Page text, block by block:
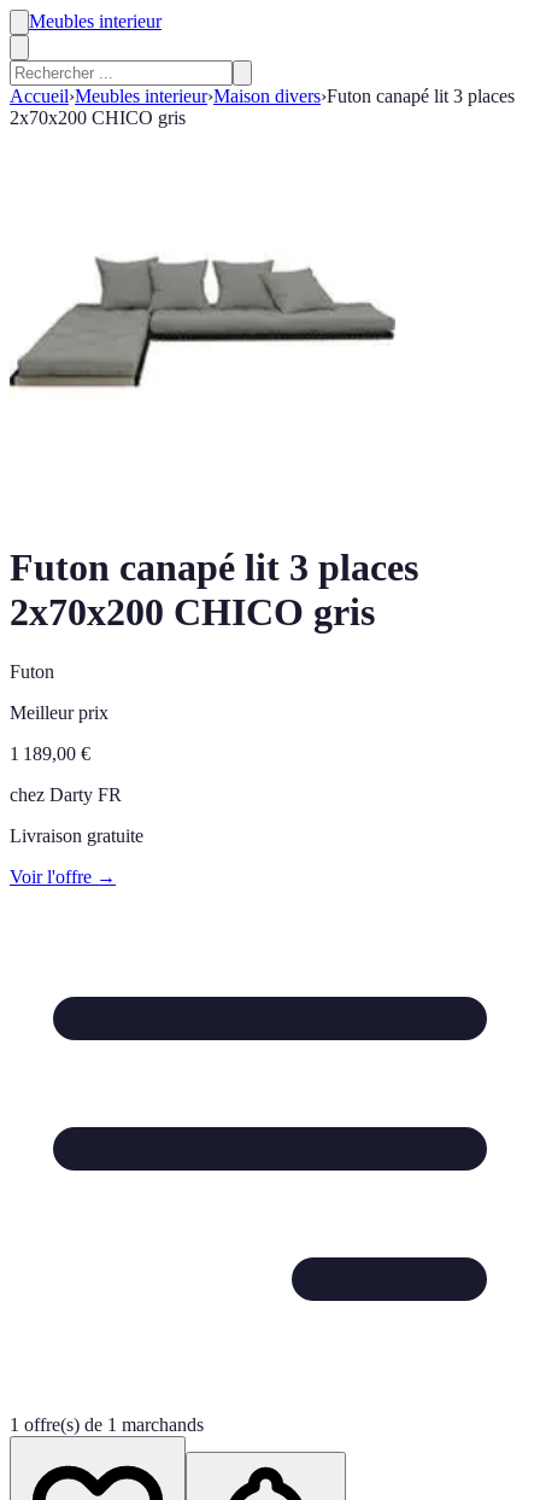
Meubles interieur
Accueil›Meubles interieur›Maison divers›Futon canapé lit 3 places
2x70x200 CHICO gris
Futon canapé lit 3 places
2x70x200 CHICO gris
Futon
Meilleur prix
1 189,00 €
chez Darty FR
Livraison gratuite
Voir l'offre →
1 offre(s) de 1 marchands